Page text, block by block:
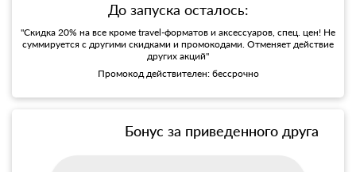
До запуска осталось:
"Скидка 20% на все кроме travel-форматов и аксессуаров, спец. цен! Не
суммируется с другими скидками и промокодами. Отменяет действие
других акций"
Промокод действителен: бессрочно
Бонус за приведенного друга